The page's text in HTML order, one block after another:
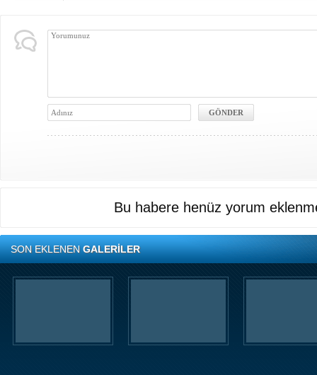
Bu habere henüz yorum
SON EKLENENGALERİLER